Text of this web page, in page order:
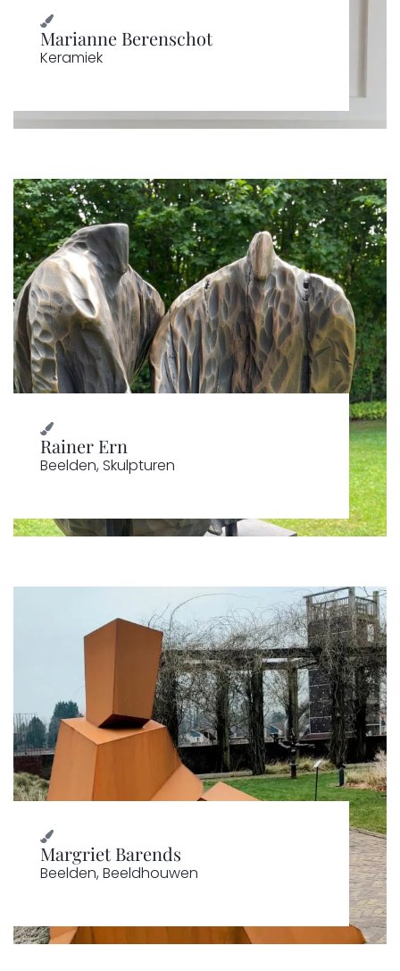
Marianne Berenschot
Keramiek
Rainer Ern
Beelden, Skulpturen
Margriet Barends
Beelden, Beeldhouwen